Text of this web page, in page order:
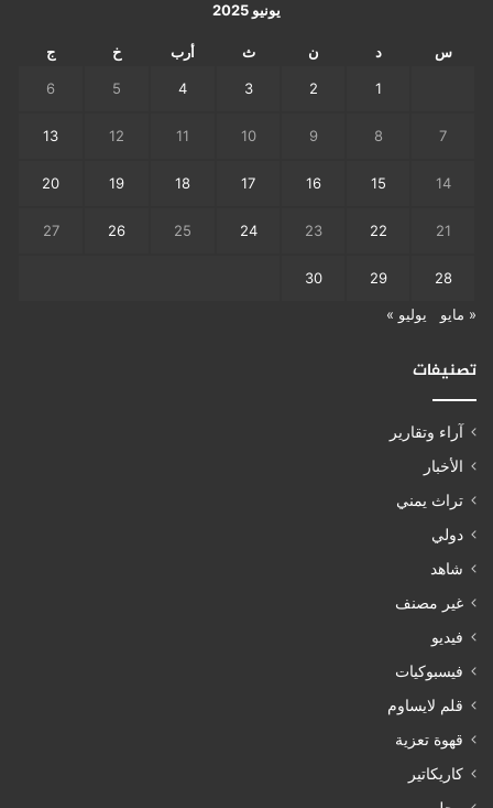
يونيو 2025
س د ن ث أرب خ ج
1
2
3
4
5
6
7
8
9
10
11
12
13
14
15
16
17
18
19
20
21
22
23
24
25
26
27
28
29
30
« مايو يوليو »
تصنيفات
آراء وتقارير
الأخبار
تراث يمني
دولي
شاهد
غير مصنف
فيديو
فيسبوكيات
قلم لايساوم
قهوة تعزية
كاريكاتير